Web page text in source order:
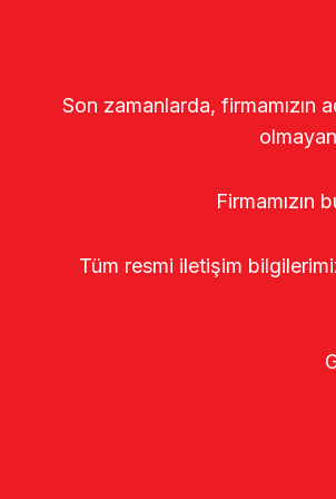
Son zamanlarda, firmamızın
Tüm resmi iletişim